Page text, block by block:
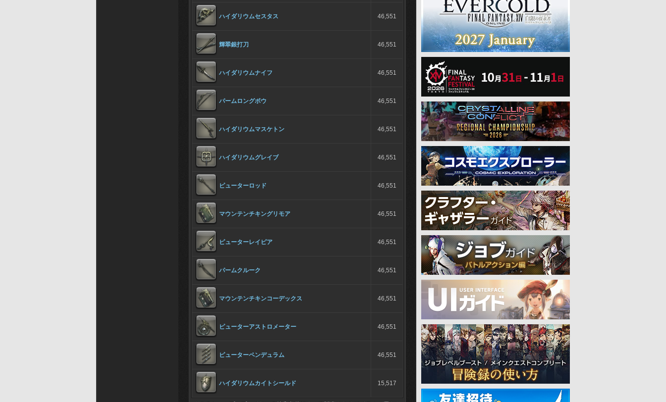
ハイダリウムセスタス 46,551
輝翠銀打刀 46,551
ハイダリウムナイフ 46,551
パームロングボウ 46,551
ハイダリウムマスケトン 46,551
ハイダリウムグレイブ 46,551
ピューターロッド 46,551
マウンテンチキングリモア 46,551
ピューターレイピア 46,551
パームクルーク 46,551
マウンテンチキンコーデックス 46,551
ピューターアストロメーター 46,551
ピューターペンデュラム 46,551
ハイダリウムカイトシールド 15,517